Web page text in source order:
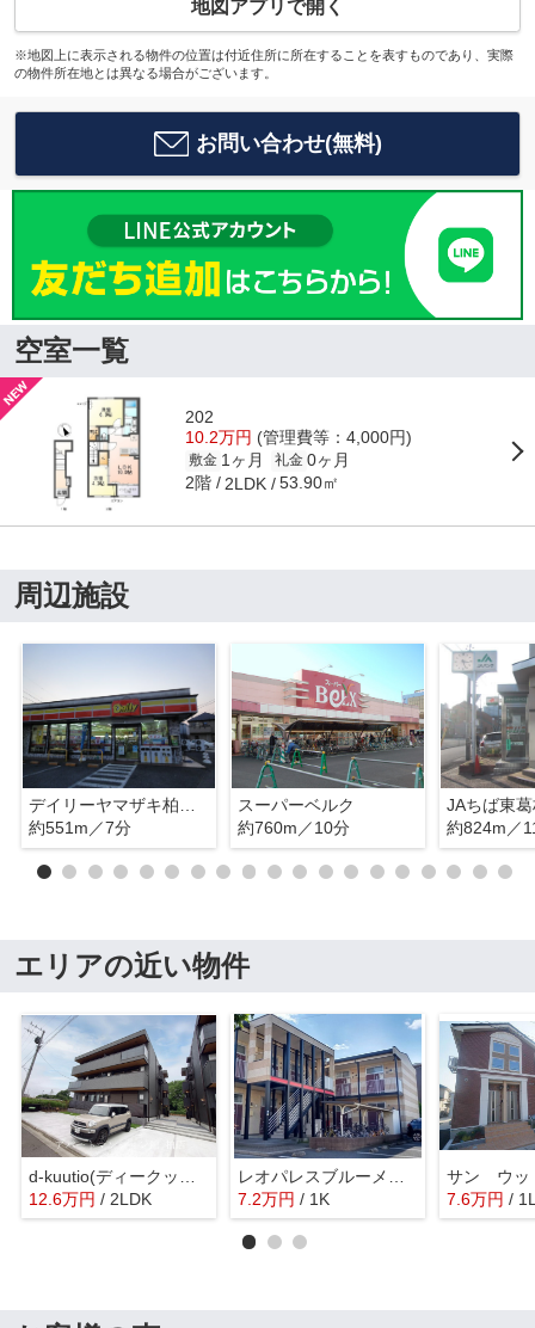
地図アプリで開く
※地図上に表示される物件の位置は付近住所に所在することを表すものであり、実際
の物件所在地とは異なる場合がございます。
お問い合わせ(無料)
空室一覧
202
10.2万円 (管理費等：4,000円)
敷金 1ヶ月 礼金 0ヶ月
2階 2LDK 53.90㎡
周辺施設
デイリーヤマザキ柏しこだ店
約551m／7分
スーパーベルク
約760m／10分
JAちば東
約824m／
エリアの近い物件
12.6万円 / 2LDK
7.2万円 / 1K
サン ウッ
7.6万円 /